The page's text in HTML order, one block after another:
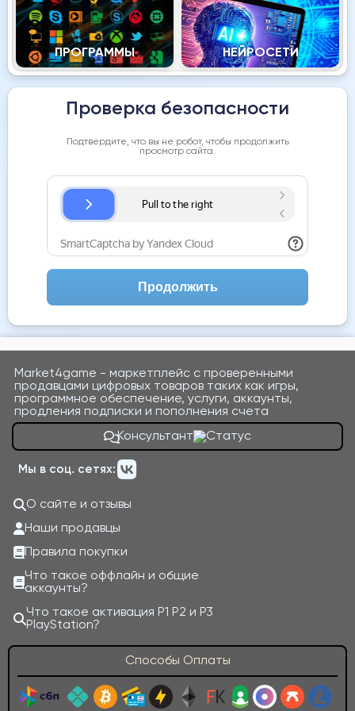
ПРОГРАММЫ НЕЙРОСЕТИ
Проверка безопасности
Подтвердите, что вы не робот, чтобы продолжить
просмотр сайта.
Продолжить
Market4game - маркетплейс с проверенными
продавцами цифровых товаров таких как игры,
программное обеспечение, услуги, аккаунты,
продления подписки и пополнения счета
Консультант
Мы в соц. сетях:
О сайте и отзывы
Наши продавцы
Правила покупки
Что такое оффлайн и общие
аккаунты?
Что такое активация P1 P2 и P3
PlayStation?
Способы Оплаты